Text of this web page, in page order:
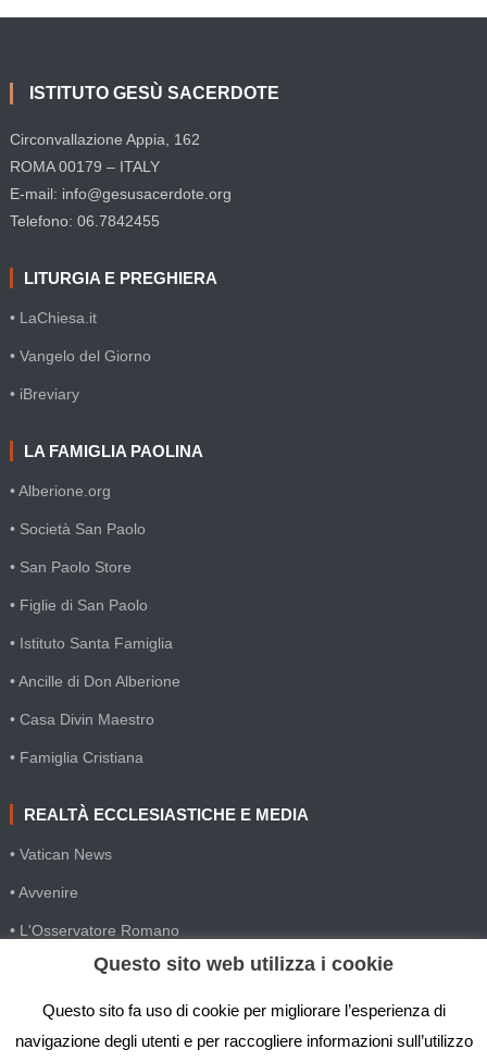
ISTITUTO GESÙ SACERDOTE
Circonvallazione Appia, 162
ROMA 00179 – ITALY
E-mail: info@gesusacerdote.org
Telefono: 06.7842455
LITURGIA E PREGHIERA
• LaChiesa.it
• Vangelo del Giorno
• iBreviary
LA FAMIGLIA PAOLINA
• Alberione.org
• Società San Paolo
• San Paolo Store
• Figlie di San Paolo
• Istituto Santa Famiglia
• Ancille di Don Alberione
• Casa Divin Maestro
• Famiglia Cristiana
REALTÀ ECCLESIASTICHE E MEDIA
• Vatican News
• Avvenire
• L'Osservatore Romano
• SIR Agenzia d'informazione
• Gesuiti Villapizzone
• Settimana della Comunicazione
Questo sito web utilizza i cookie
Questo sito fa uso di cookie per migliorare l’esperienza di
navigazione degli utenti e per raccogliere informazioni sull’utilizzo